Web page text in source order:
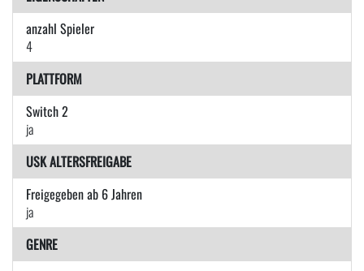
anzahl Spieler
4
PLATTFORM
Switch 2
ja
USK ALTERSFREIGABE
Freigegeben ab 6 Jahren
ja
GENRE